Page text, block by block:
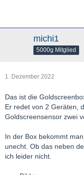
michi1
5000g Mitglied
1. Dezember 2022
Das ist die
Er redet von 2 Geräten,
Goldscreensensor zwei
In der Box bekommt
unecht. Ob das neben
ich leider nicht.